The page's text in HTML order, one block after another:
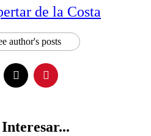
de la Costa
author's posts